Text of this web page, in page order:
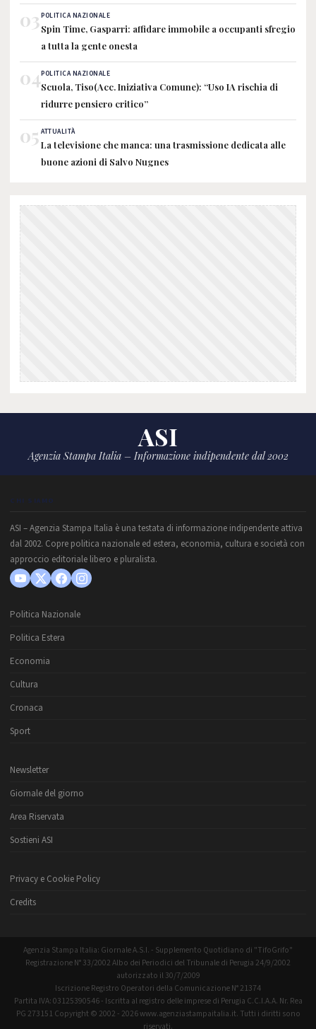
03POLITICA NAZIONALE
Spin Time, Gasparri: affidare immobile a occupanti sfregio
a tutta la gente onesta
04POLITICA NAZIONALE
Scuola, Tiso(Acc. Iniziativa Comune): “Uso IA rischia di
ridurre pensiero critico”
05 ATTUALITÀ
La televisione che manca: una trasmissione dedicata alle
buone azioni di Salvo Nugnes
ASI
Agenzia Stampa Italia – Informazione indipendente dal 2002
CHI SIAMO
ASI – Agenzia Stampa Italia è una testata di informazione indipendente attiva
dal 2002. Copre politica nazionale ed estera, economia, cultura e società con
approccio editoriale libero e pluralista.
Politica Nazionale
Politica Estera
Economia
Cultura
Cronaca
Sport
Newsletter
Giornale del giorno
Area Riservata
Sostieni ASI
Privacy e Cookie Policy
Credits
Agenzia Stampa Italia: Giornale A.S.I. - Supplemento Quotidiano di "TifoGrifo"
Registrazione N° 33/2002 Albo dei Periodici del Tribunale di Perugia 24/9/2002
autorizzato il 30/7/2009
Iscrizione Registro Operatori della Comunicazione N° 21374
Partita IVA: 03125390546 - Iscritta al registro delle imprese di Perugia C.C.I.A.A. Nr. Rea
PG 273151 Copyright © 2002 - 2026 www.agenziastampaitalia.it. Tutti i diritti sono
riservati.